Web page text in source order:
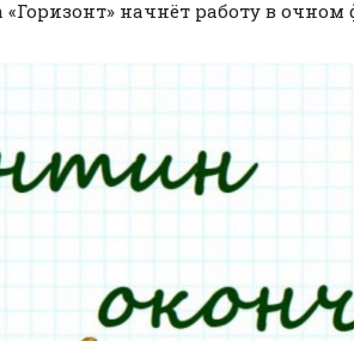
«Горизонт» начнёт работу в очном